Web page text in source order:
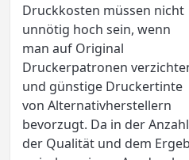
Druckkosten müssen nicht
unnötig hoch sein, wenn
man auf Original
Druckerpatronen
und günstige Druckertinte
von Alternativherstellern
bevorzugt. Da in der
der Qualität und dem